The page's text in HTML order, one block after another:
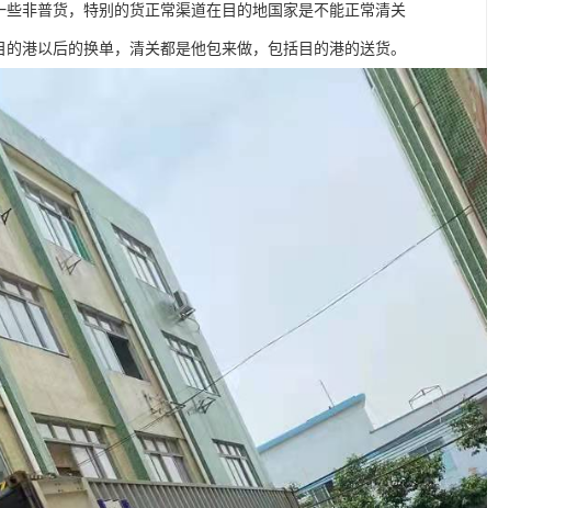
非普货，特别的货正常渠道在目的地国家是不能正常清关
港以后的换单，清关都是他包来做，包括目的港的送货。